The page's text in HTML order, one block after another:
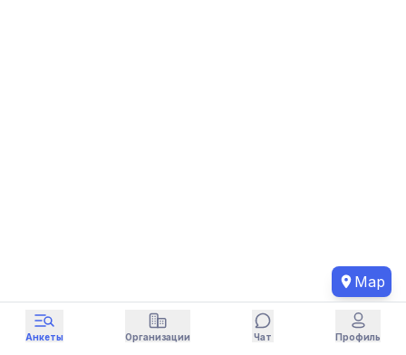
Map
Анкеты Организации Чат Профиль